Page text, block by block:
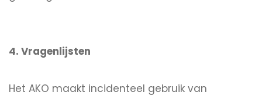
4. Vragenlijsten
Het AKO maakt incidenteel gebruik van